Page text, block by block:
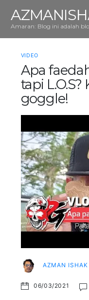
Amaran: Blog ini adalah
VIDEO
Apa
tapi L.O.S?
goggle!
AZMAN ISHAK
06/03/2021